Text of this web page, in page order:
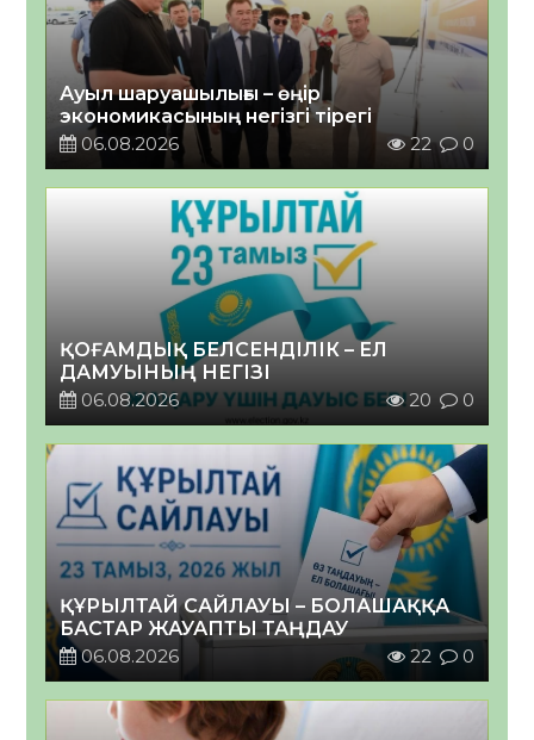
Ауыл шаруашылығы – өңір
экономикасының негізгі тірегі
06.08.2026
22 0
ҚОҒАМДЫҚ БЕЛСЕНДІЛІК – ЕЛ
ДАМУЫНЫҢ НЕГІЗІ
06.08.2026
20 0
ҚҰРЫЛТАЙ САЙЛАУЫ – БОЛАШАҚҚА
БАСТАР ЖАУАПТЫ ТАҢДАУ
06.08.2026
22 0